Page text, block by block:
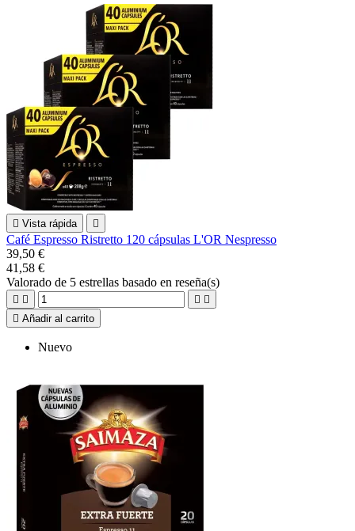
 Vista rápida 
Café Espresso Ristretto 120 cápsulas L'OR Nespresso
39,50 €
41,58 €
Valorado de 5 estrellas basado en reseña(s)
   
 Añadir al carrito
Nuevo